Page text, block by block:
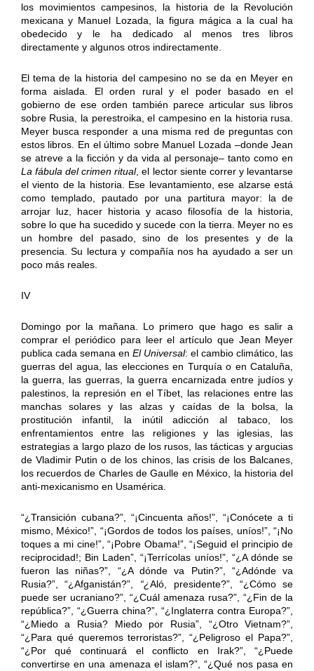
los movimientos campesinos, la historia de la Revolución
mexicana y Manuel Lozada, la figura mágica a la cual ha
obedecido y le ha dedicado al menos tres libros
directamente y algunos otros indirectamente.
El tema de la historia del campesino no se da en Meyer en
forma aislada. El orden rural y el poder basado en el
gobierno de ese orden también parece articular sus libros
sobre Rusia, la perestroika, el campesino en la historia rusa.
Meyer busca responder a una misma red de preguntas con
estos libros. En el último sobre Manuel Lozada –donde Jean
se atreve a la ficción y da vida al personaje– tanto como en
La fábula del crimen ritual, el lector siente correr y levantarse
el viento de la historia. Ese levantamiento, ese alzarse está
como templado, pautado por una partitura mayor: la de
arrojar luz, hacer historia y acaso filosofía de la historia,
sobre lo que ha sucedido y sucede con la tierra. Meyer no es
un hombre del pasado, sino de los presentes y de la
presencia. Su lectura y compañía nos ha ayudado a ser un
poco más reales.
IV
Domingo por la mañana. Lo primero que hago es salir a
comprar el periódico para leer el artículo que Jean Meyer
publica cada semana en El Universal: el cambio climático, las
guerras del agua, las elecciones en Turquía o en Cataluña,
la guerra, las guerras, la guerra encarnizada entre judíos y
palestinos, la represión en el Tíbet, las relaciones entre las
manchas solares y las alzas y caídas de la bolsa, la
prostitución infantil, la inútil adicción al tabaco, los
enfrentamientos entre las religiones y las iglesias, las
estrategias a largo plazo de los rusos, las tácticas y argucias
de Vladimir Putin o de los chinos, las crisis de los Balcanes,
los recuerdos de Charles de Gaulle en México, la historia del
anti-mexicanismo en Usamérica.
“¿Transición cubana?”,
“¡Cincuenta años!”, “¡Conócete a ti
mismo, México!”, “¡Gordos de todos los países, uníos!”, “¡No
toques a mi cine!”, “¡Pobre Obama!”, “¡Seguid el principio de
reciprocidad!; Bin Laden”, “¡Terrícolas uníos!”, “¿A dónde se
fueron las niñas?”, “¿A dónde va Putin?”, “¿Adónde va
Rusia?”, “¿Afganistán?”, “¿Aló, presidente?”, “¿Cómo se
puede ser ucraniano?”, “¿Cuál amenaza rusa?”, “¿Fin de la
república?”, “¿Guerra china?”, “¿Inglaterra contra Europa?”,
“¿Miedo a Rusia? Miedo por Rusia”, “¿Otro Vietnam?”,
“¿Para qué queremos terroristas?”, “¿Peligroso el Papa?”,
“¿Por qué continuará el conflicto en Irak?”, “¿Puede
convertirse en una amenaza el islam?”, “¿Qué nos pasa en